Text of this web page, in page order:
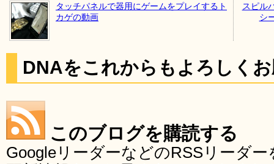
タッチパネルで器用にゲームをプレイするト
カゲの動画
スピル
シ
DNAをこれからもよろしく
このブログを購読する
GoogleリーダーなどのRSSリーダ